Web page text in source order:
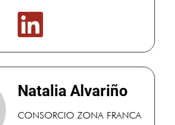

Natalia Alvariño
CONSORCIO ZONA FRANCA